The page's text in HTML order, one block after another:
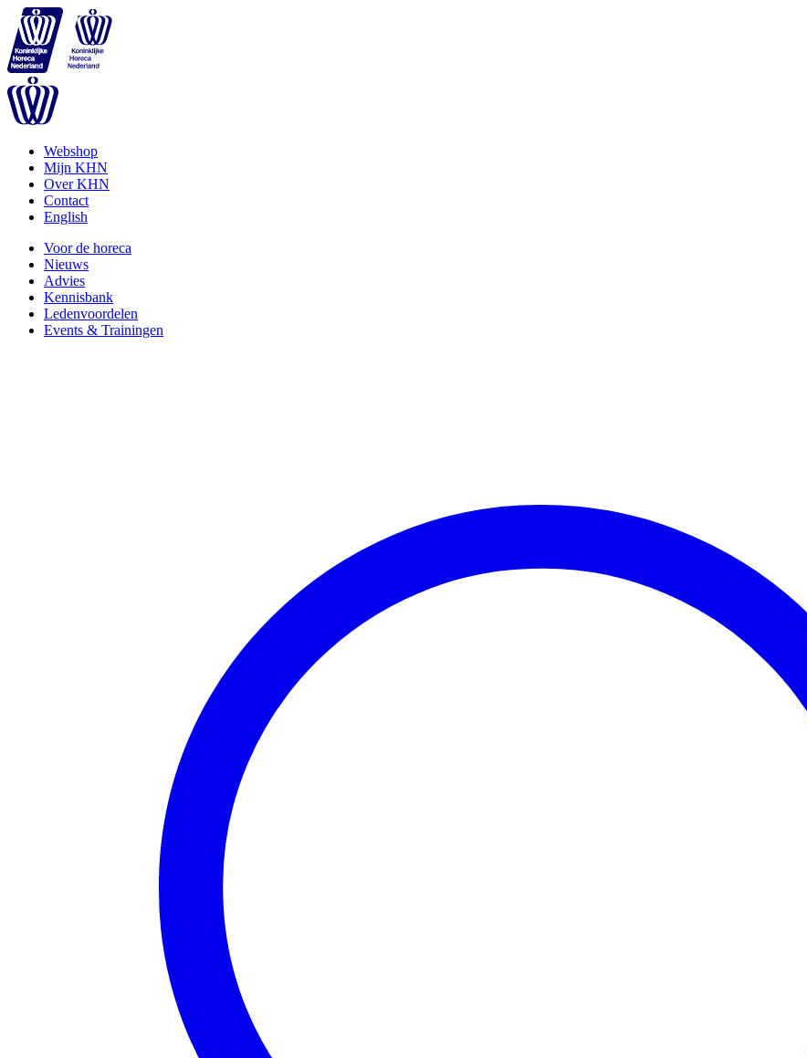
Webshop
Mijn KHN
Over KHN
Contact
English
Voor de horeca
Nieuws
Advies
Kennisbank
Ledenvoordelen
Events & Trainingen